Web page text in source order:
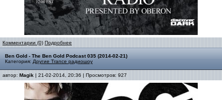
Комментарии (0) Подробнее
Ben Gold - The Ben Gold Podcast 035 (2014-02-21)
Категория: Другие Trance радиошоу
автор: Magik | 21-02-2014, 20:36 | Просмотров: 927